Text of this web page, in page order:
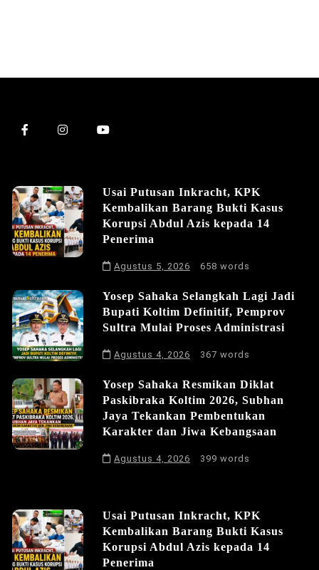
Usai Putusan Inkracht, KPK
Kembalikan Barang Bukti Kasus
Korupsi Abdul Azis kepada 14
Penerima
Agustus 5, 2026 658 words
Yosep Sahaka Selangkah Lagi Jadi
Bupati Koltim Definitif, Pemprov
Sultra Mulai Proses Administrasi
Agustus 4, 2026 367 words
Yosep Sahaka Resmikan Diklat
Paskibraka Koltim 2026, Subhan
Jaya Tekankan Pembentukan
Karakter dan Jiwa Kebangsaan
Agustus 4, 2026 399 words
Usai Putusan Inkracht, KPK
Kembalikan Barang Bukti Kasus
Korupsi Abdul Azis kepada 14
Penerima